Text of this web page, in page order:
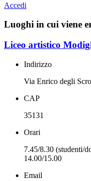
Accedi
Luoghi in cui viene
Liceo artistico
Indirizzo
Via Enrico degli
CAP
35131
Orari
7.45/8.30 (studenti/
14.00/15.00
Email